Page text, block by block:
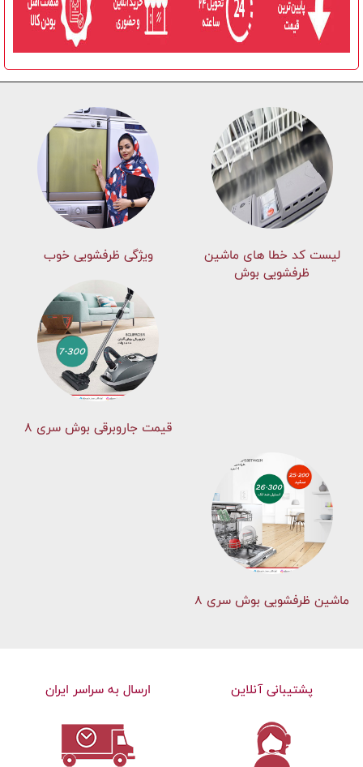
لیست کد خطا های ماشين
ظرفشویی بوش
ویژگی ظرفشویی خوب
قیمت جاروبرقی بوش سری ۸
ماشین ظرفشویی بوش سری 8
پشتیبانی آنلاین ارسال به سراسر ایران